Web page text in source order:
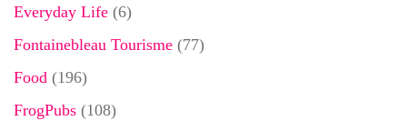
Everyday Life (6)
Fontainebleau Tourisme (77)
Food (196)
FrogPubs (108)